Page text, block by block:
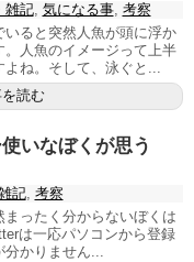
雑記, 気になる事, 考察
ると突然人魚が頭に浮か
人魚のイメージって上半
ね。そして、泳ぐと...
読む
いなぼくが思う
記, 考察
ったく分からないぼくは
は一応パソコンから登録
分かりません...